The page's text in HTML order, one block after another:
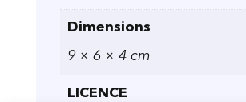
Dimensions
9 × 6 × 4 cm
LICENCE